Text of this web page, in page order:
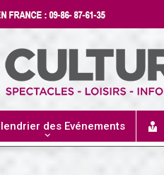
des Evénements